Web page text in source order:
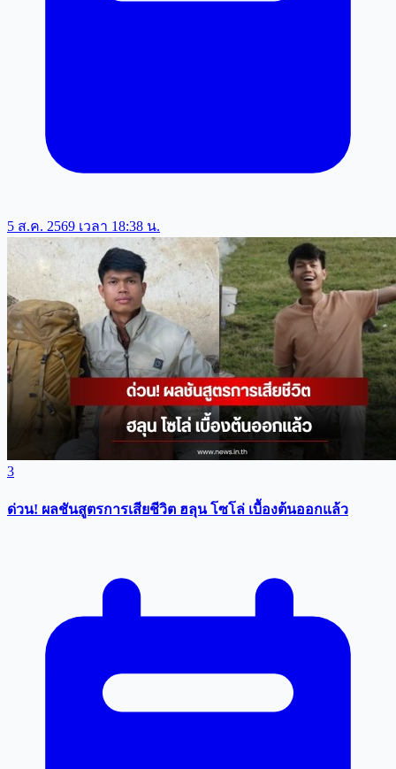
5 ส.ค. 2569 เวลา 18:38 น.
3
ด่วน! ผลชันสูตรการเสียชีวิต ฮลุน โซโล่ เบื้องต้นออกแล้ว